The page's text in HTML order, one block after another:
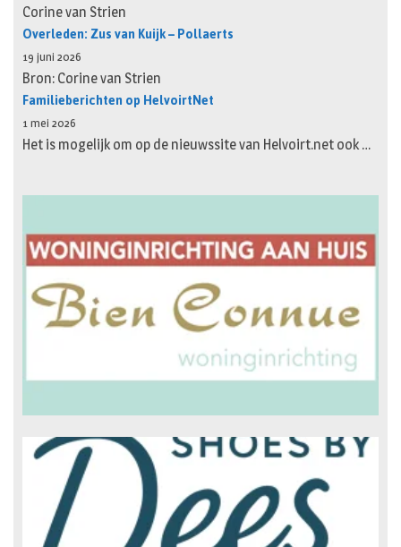
Corine van Strien
Overleden: Zus van Kuijk – Pollaerts
19 juni 2026
Bron: Corine van Strien
Familieberichten op HelvoirtNet
1 mei 2026
Het is mogelijk om op de nieuwssite van Helvoirt.net ook …